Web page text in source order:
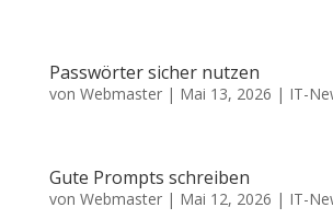
Passwörter sicher nutzen
von Webmaster| Mai 13, 2026 | IT-
Gute Prompts schreiben
von Webmaster| Mai 12, 2026 | IT-